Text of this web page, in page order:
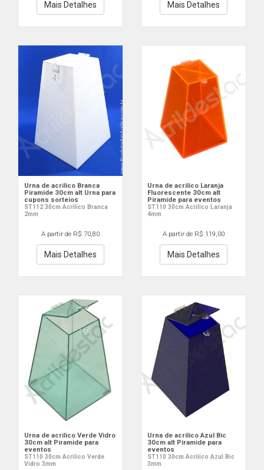
Mais Detalhes Mais Detalhes
Urna de acrilico Branca
Piramide 30cm alt Urna para
cupons sorteios
ST112 30cm Acrilico Branca
2mm
A partir de R$ 70,80
Mais Detalhes
Urna de acrilico Laranja
Fluorescente 30cm alt
Piramide para eventos
ST110 30cm Acrilico Laranja
4mm
A partir de R$ 119,00
Mais Detalhes
Urna de acrilico Verde Vidro
30cm alt Piramide para
eventos
ST110 30cm Acrilico Verde
Vidro 3mm
Urna de acrilico Azul Bic
30cm alt Piramide para
eventos
ST110 30cm Acrilico Azul Bic
3mm